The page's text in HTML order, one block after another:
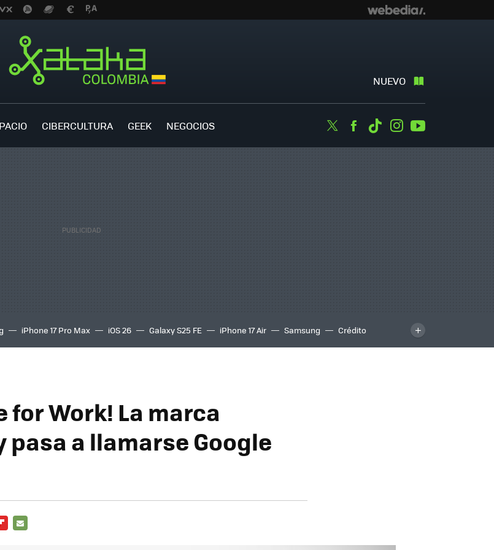
NUEVO
CIBERCULTURA GEEK NEGOCIOS TwitterFacebook
TiktokInstagram
iPhone 17 Pro Max iOS 26 Galaxy S25 FE iPhone 17 Air Samsung
Crédito
for Work! La marca
pasa a llamarse Google